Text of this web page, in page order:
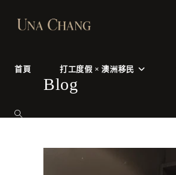
首頁 打工度假 × 澳洲移民
TOGGLE
Blog